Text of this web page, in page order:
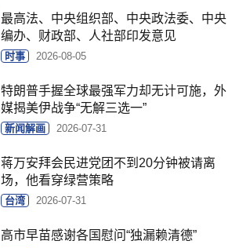
最高法、中央组织部、中央政法委、中央
编办、财政部、人社部印发意见
时事 2026-08-05
特朗普手握全球最强军力却无计可施，外
媒揭美伊战争“无解三选一”
新闻解画 2026-07-31
蒋万安拜会民进党团不到20分钟被请离
场，他看穿绿营策略
台湾 2026-07-31
高市早苗感谢各国慰问“独漏赖清德”